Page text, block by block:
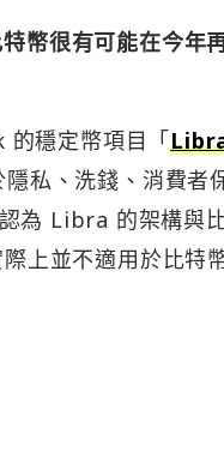
幣很有可能在今年
穩定幣項目「
私、洗錢、消費者
為 Libra 的架構與
上並不適用於比特